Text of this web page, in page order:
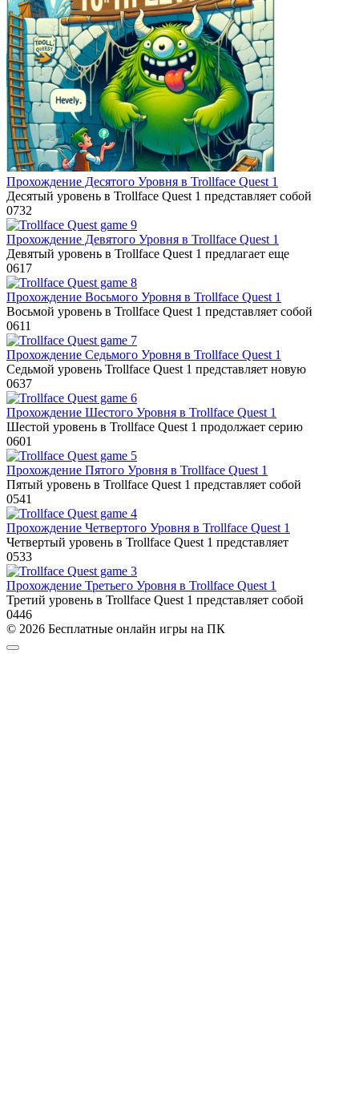
Прохождение Десятого Уровня в Trollface Quest 1
Десятый уровень в Trollface Quest 1 представляет собой
0732
Прохождение Девятого Уровня в Trollface Quest 1
Девятый уровень в Trollface Quest 1 предлагает еще
0617
Прохождение Восьмого Уровня в Trollface Quest 1
Восьмой уровень в Trollface Quest 1 представляет собой
0611
Прохождение Седьмого Уровня в Trollface Quest 1
Седьмой уровень Trollface Quest 1 представляет новую
0637
Прохождение Шестого Уровня в Trollface Quest 1
Шестой уровень в Trollface Quest 1 продолжает серию
0601
Прохождение Пятого Уровня в Trollface Quest 1
Пятый уровень в Trollface Quest 1 представляет собой
0541
Прохождение Четвертого Уровня в Trollface Quest 1
Четвертый уровень в Trollface Quest 1 представляет
0533
Прохождение Третьего Уровня в Trollface Quest 1
Третий уровень в Trollface Quest 1 представляет собой
0446
© 2026 Бесплатные онлайн игры на ПК